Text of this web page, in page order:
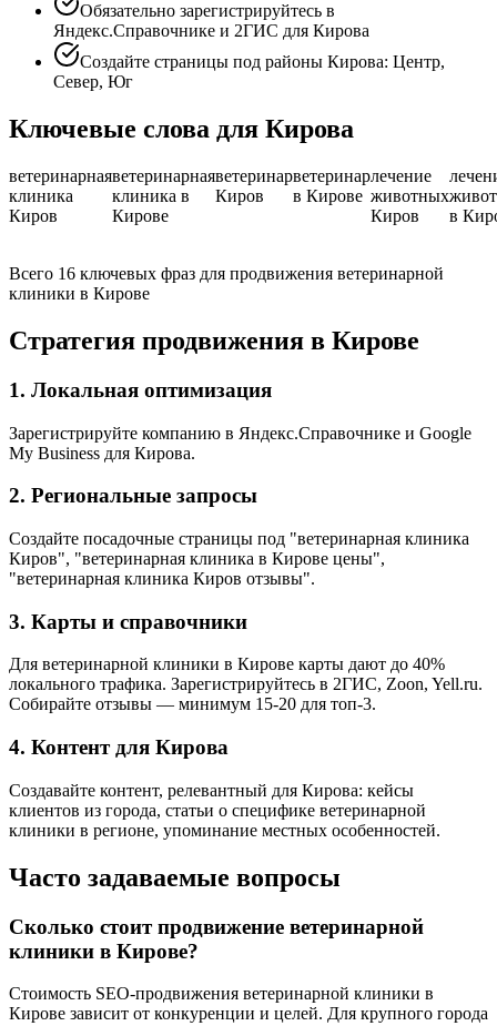
Обязательно зарегистрируйтесь в
Яндекс.Справочнике и 2ГИС для Кирова
Создайте страницы под районы Кирова: Центр,
Север, Юг
Ключевые слова для Кирова
ветеринарная
клиника
Киров
ветеринарная
клиника в
Кирове
ветеринар
Киров
ветеринар
в Кирове
лечение
животных
Киров
в
Всего 16 ключевых фраз для продвижения ветеринарной
клиники в Кирове
Стратегия продвижения в Кирове
1. Локальная оптимизация
Зарегистрируйте компанию в Яндекс.Справочнике и Google
My Business для Кирова.
2. Региональные запросы
Создайте посадочные страницы под "ветеринарная клиника
Киров", "ветеринарная клиника в Кирове цены",
"ветеринарная клиника Киров отзывы".
3. Карты и справочники
Для ветеринарной клиники в Кирове карты дают до 40%
локального трафика. Зарегистрируйтесь в 2ГИС, Zoon, Yell.ru.
Собирайте отзывы — минимум 15-20 для топ-3.
4. Контент для Кирова
Создавайте контент, релевантный для Кирова: кейсы
клиентов из города, статьи о специфике ветеринарной
клиники в регионе, упоминание местных особенностей.
Часто задаваемые вопросы
Сколько стоит продвижение ветеринарной
клиники в Кирове?
Стоимость SEO-продвижения ветеринарной клиники в
Кирове зависит от конкуренции и целей. Для крупного города